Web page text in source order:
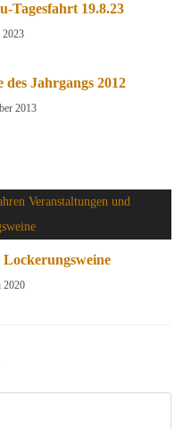
Tagesfahrt 19.8.23
Jahrgangs 2012
2013
2020